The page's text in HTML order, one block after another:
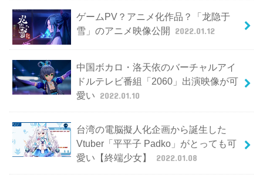
ゲームPV？アニメ化作品？「龙隐于
雪」のアニメ映像公開
2022.01.12
中国ボカロ・洛天依のバーチャルアイ
ドルテレビ番組「2060」出演映像が可
愛い 2022.01.10
台湾の電脳擬人化企画から誕生した
Vtuber「平平子 Padko」がとっても可
愛い【終端少女】
2022.01.08